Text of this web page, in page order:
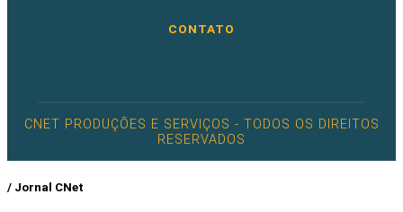
CONTATO
CNET PRODUÇÕES E SERVIÇOS - TODOS OS DIREITOS
RESERVADOS
/ Jornal CNet